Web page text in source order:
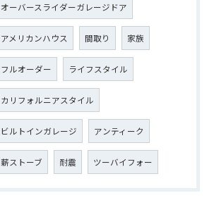
オーバースライダーガレージドア
アメリカンハウス 間取り 家族
フルオーダー ライフスタイル
カリフォルニアスタイル
ビルトインガレージ アンティーク
薪ストーブ 耐震 ツーバイフォー